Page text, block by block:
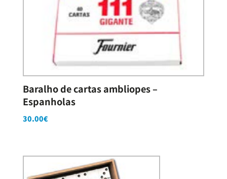
Baralho de cartas ambliopes –
Espanholas
30.00€